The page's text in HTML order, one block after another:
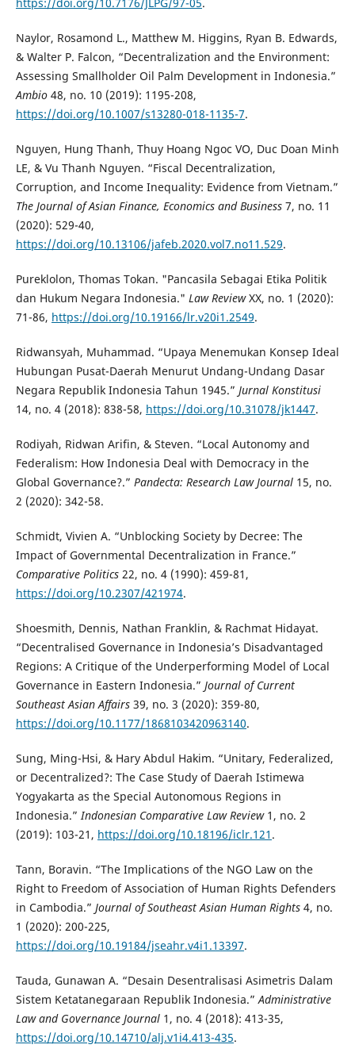
Naylor, Rosamond L., Matthew M. Higgins, Ryan B. Edwards,
& Walter P. Falcon, “Decentralization and the Environment:
Assessing Smallholder Oil Palm Development in Indonesia.”
Ambio48, no. 10 (2019): 1195-208,
https://doi.org/10.1007/s13280-018-1135-7.
Nguyen, Hung Thanh, Thuy Hoang Ngoc VO, Duc Doan Minh
LE, & Vu Thanh Nguyen. “Fiscal Decentralization,
Corruption, and Income Inequality: Evidence from Vietnam.”
The Journal of Asian Finance, Economics and Business7, no. 11
(2020): 529-40,
https://doi.org/10.13106/jafeb.2020.vol7.no11.529.
Pureklolon, Thomas Tokan. "Pancasila Sebagai Etika Politik
dan Hukum Negara Indonesia." Law ReviewXX, no. 1 (2020):
71-86, https://doi.org/10.19166/lr.v20i1.2549.
Ridwansyah, Muhammad. “Upaya Menemukan Konsep Ideal
Hubungan Pusat-Daerah Menurut Undang-Undang Dasar
Negara Republik Indonesia Tahun 1945.” Jurnal Konstitusi
14, no. 4 (2018): 838-58, https://doi.org/10.31078/jk1447.
Rodiyah, Ridwan Arifin, & Steven. “Local Autonomy and
Federalism: How Indonesia Deal with Democracy in the
Global Governance?.” Pandecta: Research Law Journal15, no.
2 (2020): 342-58.
Schmidt, Vivien A. “Unblocking Society by Decree: The
Impact of Governmental Decentralization in France.”
Comparative Politics22, no. 4 (1990): 459-81,
https://doi.org/10.2307/421974.
Shoesmith, Dennis, Nathan Franklin, & Rachmat Hidayat.
“Decentralised Governance in Indonesia’s Disadvantaged
Regions: A Critique of the Underperforming Model of Local
Governance in Eastern Indonesia.” Journal of Current
Southeast Asian Affairs39, no. 3 (2020): 359-80,
https://doi.org/10.1177/1868103420963140.
Sung, Ming-Hsi, & Hary Abdul Hakim. “Unitary, Federalized,
or Decentralized?: The Case Study of Daerah Istimewa
Yogyakarta as the Special Autonomous Regions in
Indonesia.” Indonesian Comparative Law Review1, no. 2
(2019): 103-21, https://doi.org/10.18196/iclr.121 .
Tann, Boravin. “The Implications of the NGO Law on the
Right to Freedom of Association of Human Rights Defenders
in Cambodia.” Journal of Southeast Asian Human Rights4, no.
1 (2020): 200-225,
https://doi.org/10.19184/jseahr.v4i1.13397.
Tauda, Gunawan A. “Desain Desentralisasi Asimetris Dalam
Sistem Ketatanegaraan Republik Indonesia.”Administrative
Law and Governance Journal1, no. 4 (2018): 413-35,
https://doi.org/10.14710/alj.v1i4.413-435.